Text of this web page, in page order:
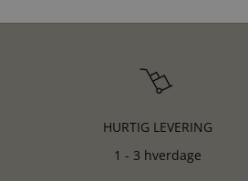
HURTIG LEVERING
1 - 3 hverdage